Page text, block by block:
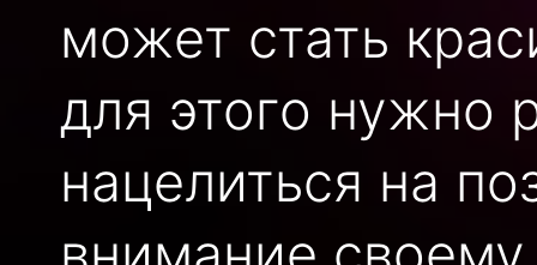
может стать
для этого нужно
нацелиться на